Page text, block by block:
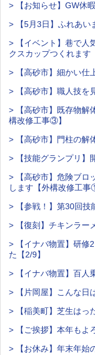
> 【お知らせ】GW休
> 【5月3日】ふれあい
> 【イベント】巷で人
クスカップつくれます
> 【高砂市】細かい仕
> 【高砂市】職人技を
> 【高砂市】既存物解
構改修工事③】
> 【高砂市】門柱の解
> 【技能グランプリ】
> 【高砂市】危険ブロ
します【外構改修工事
> 【参戦！】第30回技
> 【復刻】チキンラー
> 【イナバ物置】研修
た【2/9】
> 【イナバ物置】百人
> 【片岡屋】こんな日
> 【稲美町】芝生はっ
> 【ご挨拶】本年もよ
> 【お休み】年末年始